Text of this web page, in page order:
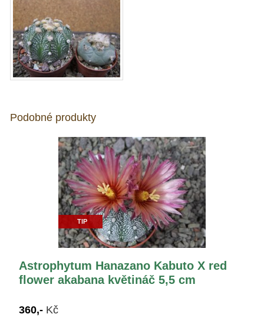
Podobné produkty
TIP
Astrophytum Hanazano Kabuto X red
flower akabana květináč 5,5 cm
360,- Kč